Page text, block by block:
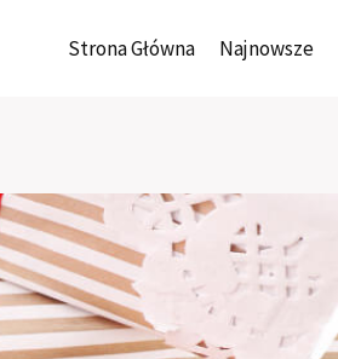
Strona Główna Najnowsze